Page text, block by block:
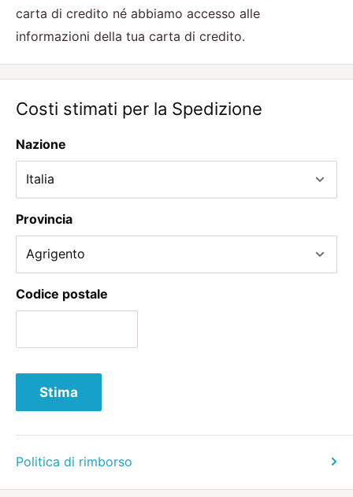
carta di credito né abbiamo accesso alle
informazioni della tua carta di credito.
Costi stimati per la Spedizione
Nazione
Provincia
Codice postale
Stima
Politica di rimborso